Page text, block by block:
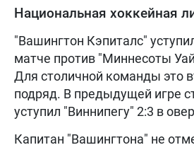
Национальная хоккейная
"Вашингтон Кэпиталс"
матче против "Миннесоты
Для столичной команды это
подряд. В предыдущей игре
уступил "Виннипегу" 2:3 в
Капитан "Вашингтона" не